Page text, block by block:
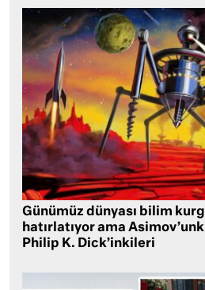
Günümüz dünyası bilim
hatırlatıyor ama
Philip K. Dick’inkileri